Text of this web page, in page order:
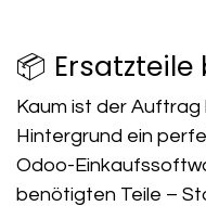
📦
Kaum ist der
Hintergrund ein
Odoo-
benötigten Teile –